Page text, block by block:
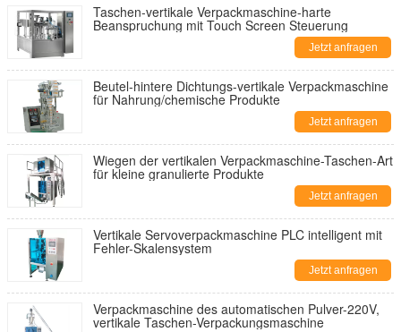
Taschen-vertikale Verpackmaschine-harte
Beanspruchung mit Touch Screen Steuerung
Jetzt anfragen
Beutel-hintere Dichtungs-vertikale Verpackmaschine
für Nahrung/chemische Produkte
Jetzt anfragen
Wiegen der vertikalen Verpackmaschine-Taschen-Art
für kleine granulierte Produkte
Jetzt anfragen
Vertikale Servoverpackmaschine PLC intelligent mit
Fehler-Skalensystem
Jetzt anfragen
Verpackmaschine des automatischen Pulver-220V,
vertikale Taschen-Verpackungsmaschine